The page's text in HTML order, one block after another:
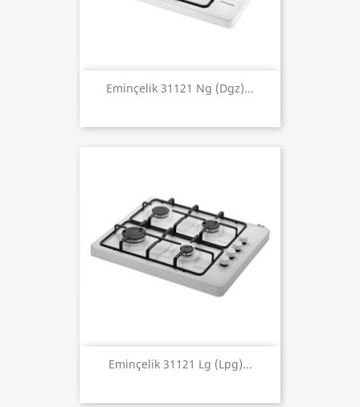
Eminçelik 31121 Ng (dgz)...
Eminçelik 31121 Lg (lpg)...